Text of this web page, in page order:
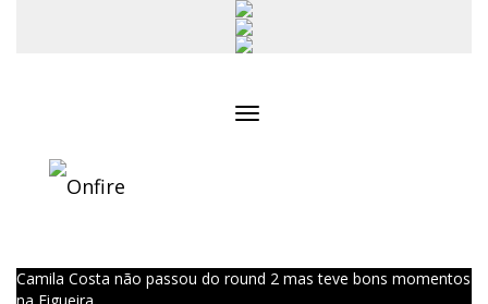
Camila Costa não passou do round 2 mas teve bons momentos